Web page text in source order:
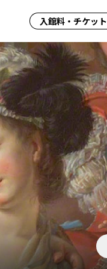
入館料・チケット